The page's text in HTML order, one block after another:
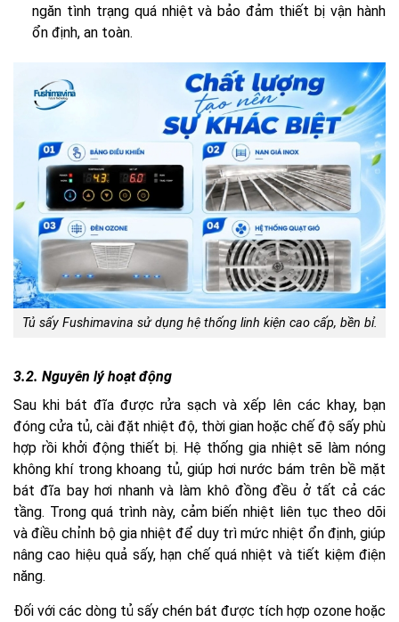
ngăn tình trạng quá nhiệt và bảo đảm thiết bị vận hành
ổn định, an toàn.
Tủ sấy Fushimavina sử dụng hệ thống linh kiện cao cấp, bền bỉ.
3.2. Nguyên lý hoạt động
Sau khi bát đĩa được rửa sạch và xếp lên các khay, bạn
đóng cửa tủ, cài đặt nhiệt độ, thời gian hoặc chế độ sấy phù
hợp rồi khởi động thiết bị. Hệ thống gia nhiệt sẽ làm nóng
không khí trong khoang tủ, giúp hơi nước bám trên bề mặt
bát đĩa bay hơi nhanh và làm khô đồng đều ở tất cả các
tầng. Trong quá trình này, cảm biến nhiệt liên tục theo dõi
và điều chỉnh bộ gia nhiệt để duy trì mức nhiệt ổn định, giúp
nâng cao hiệu quả sấy, hạn chế quá nhiệt và tiết kiệm điện
năng.
Đối với các dòng tủ sấy chén bát được tích hợp ozone hoặc